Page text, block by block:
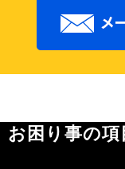
お困り事の